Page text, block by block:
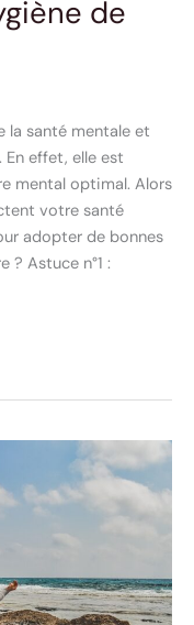
de
la santé mentale et
effet, elle est
mental optimal. Alors
votre santé
adopter de bonnes
Astuce n°1 :